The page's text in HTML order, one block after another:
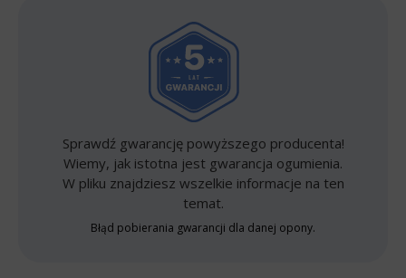
Sprawdź gwarancję powyższego producenta!
Wiemy, jak istotna jest gwarancja ogumienia.
W pliku znajdziesz wszelkie informacje na ten
temat.
Błąd pobierania gwarancji dla danej opony.